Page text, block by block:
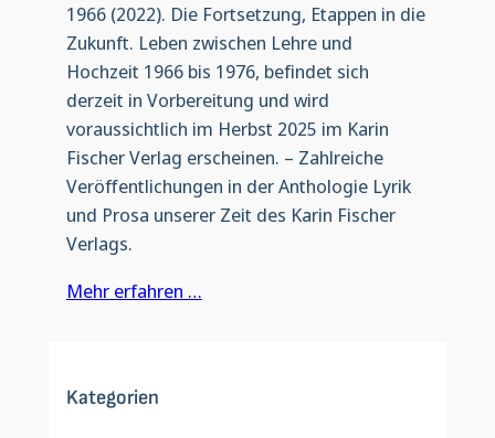
1966 (2022). Die Fortsetzung, Etappen in die
Zukunft. Leben zwischen Lehre und
Hochzeit 1966 bis 1976, befindet sich
derzeit in Vorbereitung und wird
voraussichtlich im Herbst 2025 im Karin
Fischer Verlag erscheinen. – Zahlreiche
Veröffentlichungen in der Anthologie Lyrik
und Prosa unserer Zeit des Karin Fischer
Verlags.
Mehr erfahren …
Kategorien